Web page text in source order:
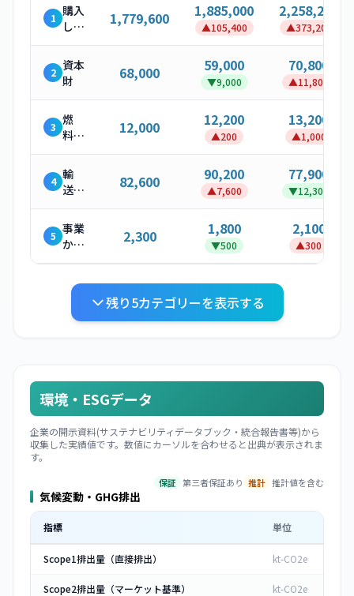
1 購入
した
製
品・
サー
ビス
1,779,600 1,885,000
▲105,400
2,258,200
▲373,200
2 資本
財
68,000 59,000
▼9,000
70,800
▲11,800
3 燃
料・
エネ
ルギ
ー関
連活
動
12,000 12,200
▲200
13,200
▲1,000
4 輸
送・
配送
（上
流）
82,600 90,200
▲7,600
77,900
▼12,300
5 事業
から
発生
廃棄
2,300 1,800
▼500
2,100
▲300
残り5カテゴリーを表示する
環境・ESGデータ
企業の開示資料(サステナビリティデータブック・統合報告書等)から
収集した実績値です。数値にカーソルを合わせると出典が表示されま
す。
保証 第三者保証あり 推計 推計値を含む
気候変動・GHG排出
指標 単位
Scope1排出量（直接排出） kt-CO2e
Scope2排出量（マーケット基準） kt-CO2e